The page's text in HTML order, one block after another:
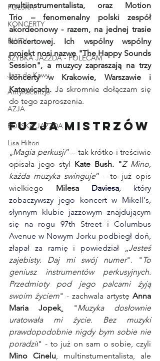
POLSKA
KONCERTY
PŁYTY
SZYBKA JAZZDA - POLECAM
Jazz do Kawy
AntyRecenzje
AZJA
POLSKA JAZZDA
Lisa Hilton
multiinstrumentalista, oraz Motion
Trio – fenomenalny polski zespół
akordeonowy - razem, na jednej trasie
koncertowej. Ich wspólny wspólny
projekt nosi nazwę "The Happy Sounds
Session", a muzycy zapraszają na trzy
koncerty w Krakowie, Warszawie i
Katowicach. Ja skromnie dołączam się
do tego zaproszenia.
Fuzja mistrzów
„Magia perkusji” – tak krótko i treściwie
opisała jego styl Kate Bush. "Z Mino,
każda muzyka swinguje” - to już opis
wielkiego Milesa Daviesa, który
zobaczywszy jego koncert w Mikell's,
słynnym klubie jazzowym znajdującym
się na rogu 97th Street i Columbus
Avenue w Nowym Jorku podbiegł doń,
złapał za ramię i powiedział
„Jesteś
zajebisty. Daj mi swój numer". " To
geniusz instrumentów perkusyjnych.
Przedmioty pod jego palcami żyją
swoim życiem" - zachwala artystę Anna
Maria Jopek. "Muzyka dosłownie
uratowała mi życie. Bez muzyki
prawdopodobnie nigdy bym sobie nie
poradził
Mino Cinelu, multinstumentalista, ale